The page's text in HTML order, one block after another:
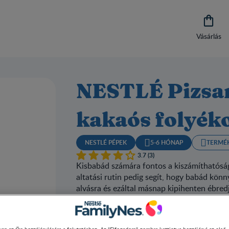

Vásárlás
NESTLÉ
kakaós
NESTLÉ PÉPEK 5-6 HÓNAP
3.7 (3)
Kisbabád számára fontos a
altatási rutin pedig segít, hogy babád
alvásra és ezáltal másnap kipihenten
fenntartható a pörgős, mégis meghitt
babádnak elalvás előtt. A finom vacsi